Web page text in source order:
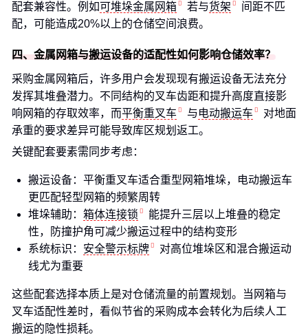
配套兼容性。例如可堆垛金属网箱 若与货架
间距不匹
配，可能造成20%以上的仓储空间浪费。
四、金属网箱与搬运设备的适配性如何影响仓储效率？
采购金属网箱后，许多用户会发现现有搬运设备无法充分
发挥其堆叠潜力。不同结构的叉车齿距和提升高度直接影
响网箱的存取效率，而平衡重叉车 与电动搬运车
对地面
承重的要求差异可能导致库区规划返工。
关键配套要素需同步考虑：
搬运设备：平衡重叉车适合重型网箱堆垛，电动搬运车
更匹配轻型网箱的频繁周转
堆垛辅助： 箱体连接锁
能提升三层以上堆叠的稳定
性，防撞护角可减少搬运过程中的结构变形
系统标识： 安全警示标牌
对高位堆垛区和混合搬运动
线尤为重要
这些配套选择本质上是对仓储流量的前置规划。当网箱与
叉车适配性差时，看似节省的采购成本会转化为后续人工
搬运的隐性损耗。